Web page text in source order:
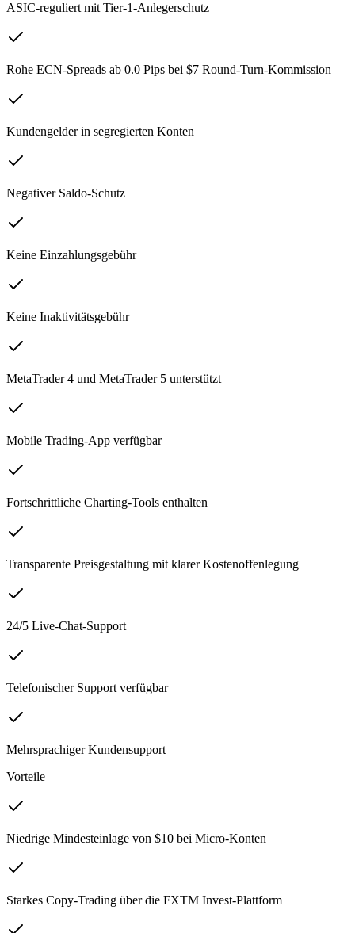
ASIC-reguliert mit Tier-1-Anlegerschutz
Rohe ECN-Spreads ab 0.0 Pips bei $7 Round-Turn-Kommission
Kundengelder in segregierten Konten
Negativer Saldo-Schutz
Keine Einzahlungsgebühr
Keine Inaktivitätsgebühr
MetaTrader 4 und MetaTrader 5 unterstützt
Mobile Trading-App verfügbar
Fortschrittliche Charting-Tools enthalten
Transparente Preisgestaltung mit klarer Kostenoffenlegung
24/5 Live-Chat-Support
Telefonischer Support verfügbar
Mehrsprachiger Kundensupport
Vorteile
Niedrige Mindesteinlage von $10 bei Micro-Konten
Starkes Copy-Trading über die FXTM Invest-Plattform